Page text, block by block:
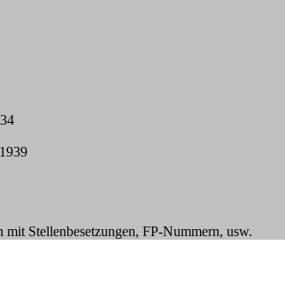
Stellenbesetzungen, FP-Nummern, usw.